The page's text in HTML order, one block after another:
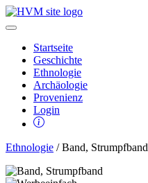
Startseite
Geschichte
Ethnologie
Archäologie
Provenienz
Login
Ethnologie / Band, Strumpfband